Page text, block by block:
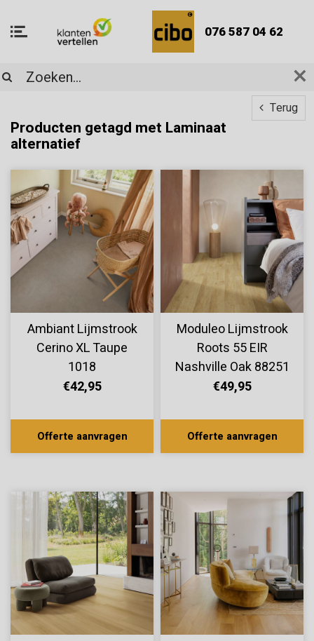
076 587 04 62
Terug
Producten getagd met Laminaat
alternatief
Ambiant Lijmstrook
Cerino XL Taupe
1018
€42,95
Offerte aanvragen
Moduleo Lijmstrook
Roots 55 EIR
Nashville Oak 88251
€49,95
Offerte aanvragen